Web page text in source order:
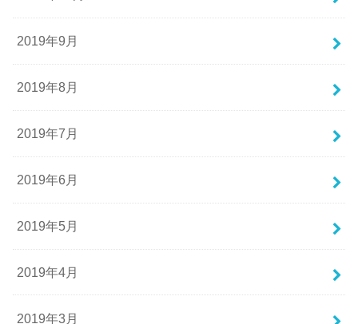
2019年9月
2019年8月
2019年7月
2019年6月
2019年5月
2019年4月
2019年3月